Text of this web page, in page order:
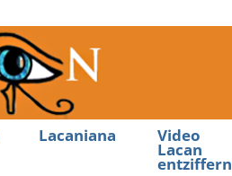
Lacaniana Video
Lacan
entziffern